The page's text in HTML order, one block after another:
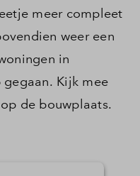
meer compleet
weer een
in
Kijk mee
de bouwplaats.